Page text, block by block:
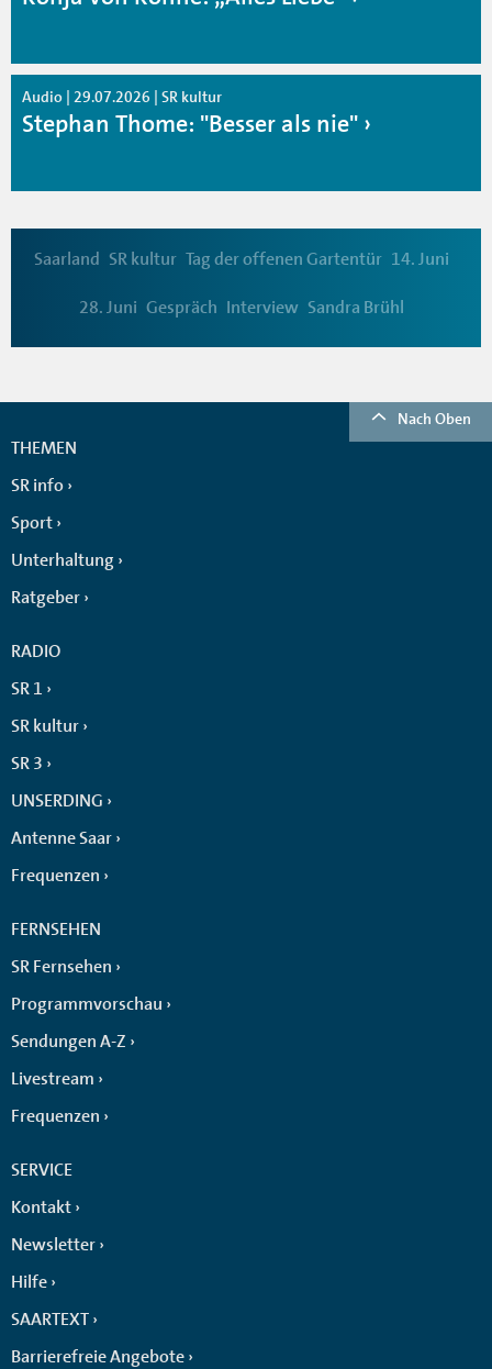
Audio | 29.07.2026 | SR kultur
Stephan Thome: "Besser als nie"
Saarland SR kultur Tag der offenen Gartentür 14. Juni
28. Juni Gespräch Interview Sandra Brühl
Nach Oben
THEMEN
SR info
Sport
Unterhaltung
Ratgeber
RADIO
SR 1
SR kultur
SR 3
UNSERDING
Antenne Saar
Frequenzen
FERNSEHEN
SR Fernsehen
Programmvorschau
Sendungen A-Z
Livestream
Frequenzen
SERVICE
Kontakt
Newsletter
Hilfe
SAARTEXT
Barrierefreie Angebote